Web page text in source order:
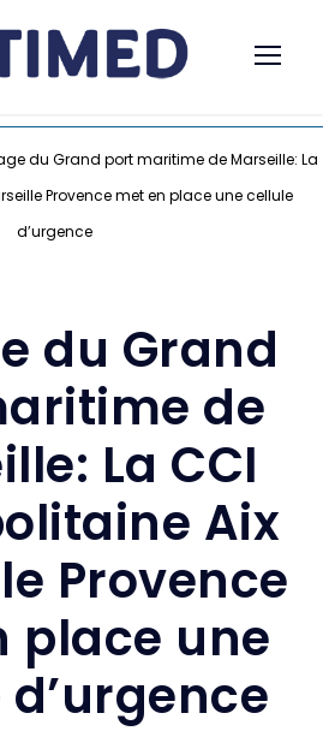
du Grand port maritime de Marseille: La
Provence met en place une cellule
d’urgence
du Grand
de
La CCI
Aix
Provence
place une